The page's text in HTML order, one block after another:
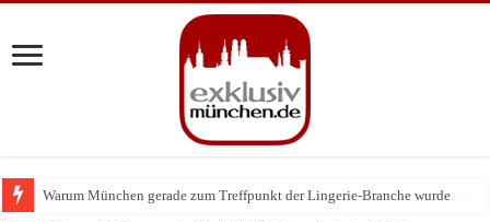
Warum München gerade zum Treffpunkt der Lingerie-Branche wurde